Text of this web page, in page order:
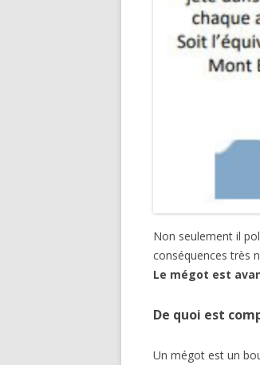
Non seulement il
conséquences très
Le mégot est
De quoi est
Un mégot est un